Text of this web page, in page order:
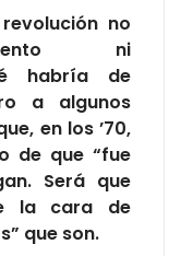
no
ni
habría de
a algunos
en los ’70,
de que “fue
Será que
la cara de
que son.